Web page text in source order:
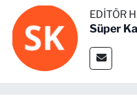
EDITÖR
Süper